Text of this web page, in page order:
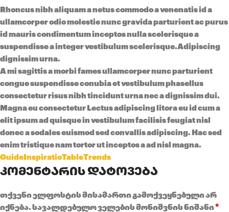
Rhoncus nibh aliquam a netus commodo a venenatis id a
ullamcorper odio molestie nunc gravida parturient ac purus
id mauris condimentum inceptos nulla scelerisque a
suspendisse a integer vestibulum scelerisque.Adipiscing
dignissim urna.
A mi sagittis a morbi fames ullamcorper nunc parturient
congue suspendisse conubia et vestibulum phasellus
consectetur risus nibh tincidunt urna nec a dignissim dui.
Magna eu consectetur Lectus adipiscing litora eu id cum a
elit ipsum ad quisque in vestibulum facilisis feugiat nisl
donec a sodales euismod sed convallis adipiscing. Hac sed
enim tristique nam tortor ut inceptos a ad nisl magna.
Guide InspiratioTableTrends
კომენტარის დატოვება
თქვენი ელფოსტის მისამართი გამოქვეყნებული არ
იქნება. სავალდებულო ველების მონიშვნის ნიშანი*